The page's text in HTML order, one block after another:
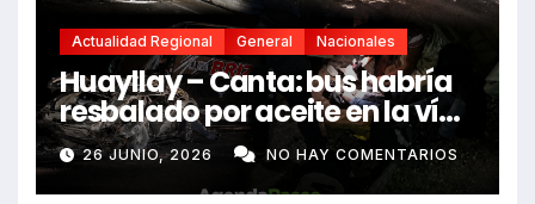
Actualidad Regional General Nacionales
Huayllay – Canta: bus habría
resbalado por aceite en la vía
e impactó auto siniestrado
dejando dos fallecidos
26 JUNIO, 2026 NO HAY COMENTARIOS